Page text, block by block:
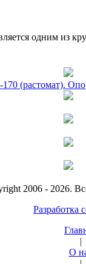
одним из
(растомат).
2006 - 2026.
Разработка
|
О